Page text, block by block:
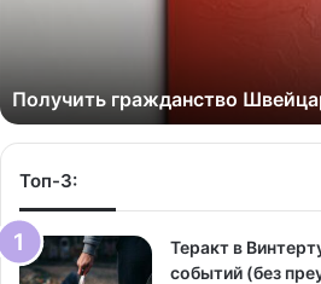
Получить гражданство
Топ-3:
Теракт в
событий (без